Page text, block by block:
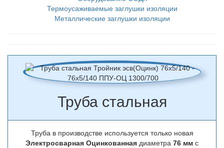
Термоусаживаемые заглушки изоляции
Металлические заглушки изоляции
Труба стальная
Труба в производстве используется только новая
Электросварная Оцинкованная диаметра 76 мм с